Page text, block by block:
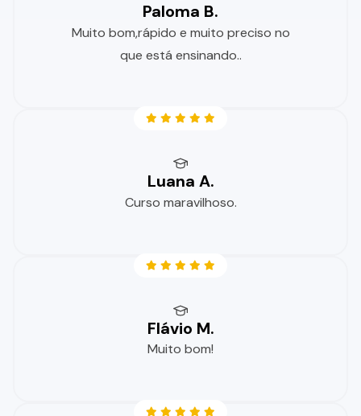
Paloma B.
Muito bom,rápido e muito preciso no
que está ensinando..
Luana A.
Curso maravilhoso.
Flávio M.
Muito bom!